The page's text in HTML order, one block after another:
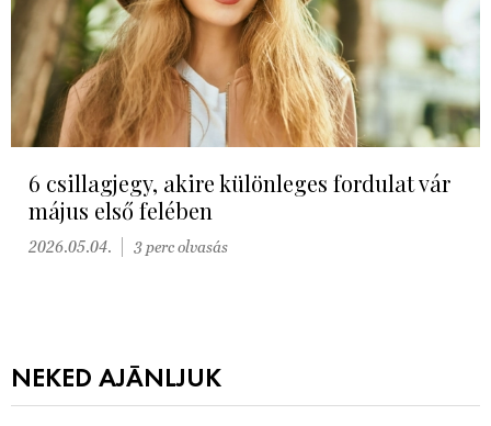
6 csillagjegy, akire különleges fordulat vár
május első felében
2026.05.04. 3 perc olvasás
NEKED AJÁNLJUK